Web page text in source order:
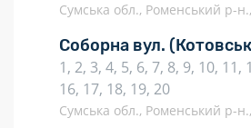
Сумська обл., Роменський р-
Соборна вул.
1, 2, 3, 4, 5, 6, 7, 8, 9, 10, 11,
16, 17, 18, 19, 20
Сумська обл., Роменський р-